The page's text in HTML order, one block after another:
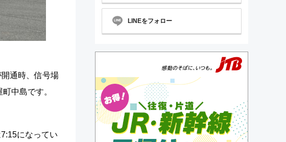
通時、信号場
中島です。
になってい
LINEをフォロー